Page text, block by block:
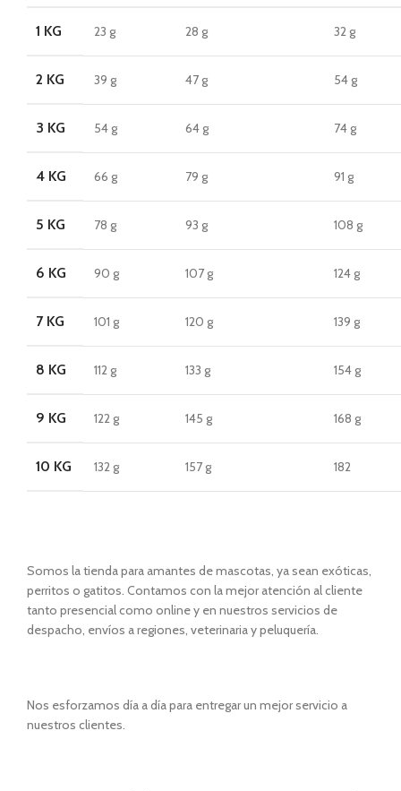
1 KG 23 g 28 g 32 g
2 KG 39 g 47 g 54 g
3 KG 54 g 64 g 74 g
4 KG 66 g 79 g 91 g
5 KG 78 g 93 g 108 g
6 KG 90 g 107 g 124 g
7 KG 101 g 120 g 139 g
8 KG 112 g 133 g 154 g
9 KG 122 g 145 g 168 g
10 KG 132 g 157 g 182
Somos la tienda para amantes de mascotas, ya sean exóticas,
perritos o gatitos. Contamos con la mejor atención al cliente
tanto presencial como online y en nuestros servicios de
despacho, envíos a regiones, veterinaria y peluquería.
Nos esforzamos día a día para entregar un mejor servicio a
nuestros clientes.